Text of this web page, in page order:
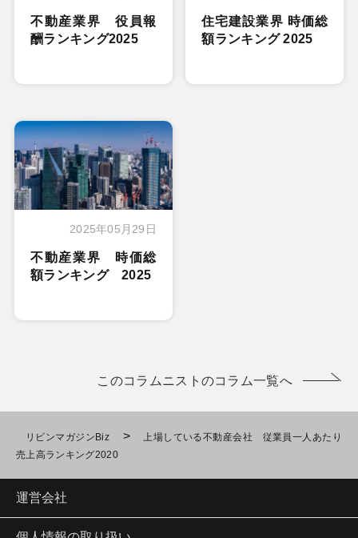
不動産業界 役員報
酬ランキング2025
住宅建設業界 時価総
額ランキング 2025
2025年05月29日
不動産業界 時価総
額ランキング 2025
このコラムニストのコラム一覧へ
リビンマガジンBiz >
上場している不動産会社 従業員一人あたり
売上高ランキング2020
運営会社